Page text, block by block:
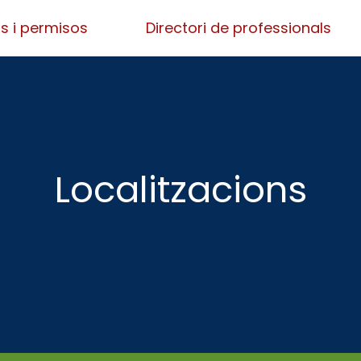
i permisos Directori de professionals
Localitzacions